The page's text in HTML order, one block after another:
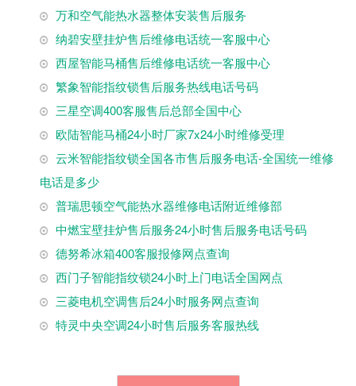
万和空气能热水器整体安装售后服务
纳碧安壁挂炉售后维修电话统一客服中心
西屋智能马桶售后维修电话统一客服中心
繁象智能指纹锁售后服务热线电话号码
三星空调400客服售后总部全国中心
欧陆智能马桶24小时厂家7x24小时维修受理
云米智能指纹锁全国各市售后服务电话-全国统一维修
电话是多少
普瑞思顿空气能热水器维修电话附近维修部
中燃宝壁挂炉售后服务24小时售后服务电话号码
德努希冰箱400客服报修网点查询
西门子智能指纹锁24小时上门电话全国网点
三菱电机空调售后24小时服务网点查询
特灵中央空调24小时售后服务客服热线